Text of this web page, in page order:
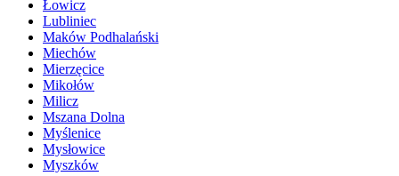
Łowicz
Lubliniec
Maków Podhalański
Miechów
Mierzęcice
Mikołów
Milicz
Mszana Dolna
Myślenice
Mysłowice
Myszków